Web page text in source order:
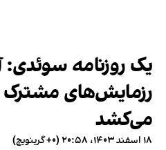
یک روزنامه سوئدی:
رزمایش‌های مشترک
می‌کشد
۱۸ اسفند ۱۴۰۳، ۲۰:۵۸ (‎+۰ گرینویچ)